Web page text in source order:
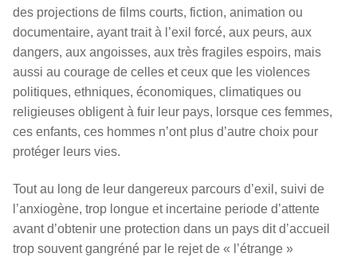
des projections de films courts, fiction, animation ou
documentaire, ayant trait à l’exil forcé, aux peurs, aux
dangers, aux angoisses, aux très fragiles espoirs, mais
aussi au courage de celles et ceux que les violences
politiques, ethniques, économiques, climatiques ou
religieuses obligent à fuir leur pays, lorsque ces femmes,
ces enfants, ces hommes n’ont plus d’autre choix pour
protéger leurs vies.
Tout au long de leur dangereux parcours d’exil, suivi de
l’anxiogène, trop longue et incertaine periode d’attente
avant d’obtenir une protection dans un pays dit d’accueil
trop souvent gangréné par le rejet de « l’étrange »